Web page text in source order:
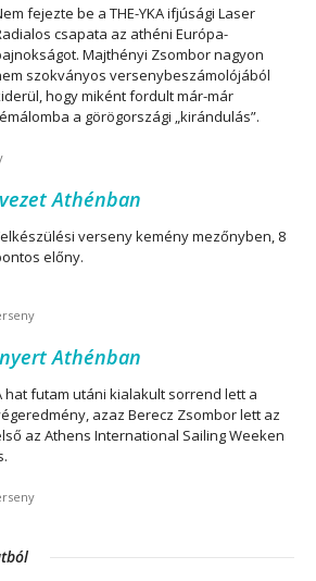
fejezte be a THE-YKA ifjúsági Laser
csapata az athéni Európa-
Majthényi Zsombor nagyon
szokványos versenybeszámolójából
hogy miként fordult már-már
a görögországi „kirándulás”.
Athénban
verseny kemény mezőnyben, 8
előny.
Athénban
hat futam utáni kialakult sorrend lett a
azaz Berecz Zsombor lett az
az Athens International Sailing Weeken